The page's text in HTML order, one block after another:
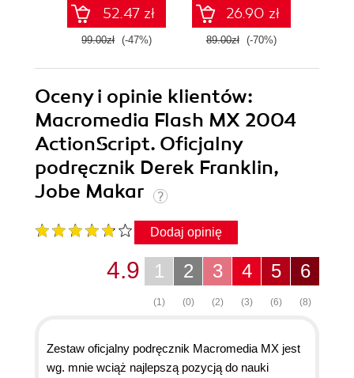
52.47 zł
99.00zł (-47%)
26.90 zł
89.00zł (-70%)
Oceny i opinie klientów:
Macromedia Flash MX 2004
ActionScript. Oficjalny
podręcznik Derek Franklin,
Jobe Makar
Dodaj opinię
6
(8)
5
(6)
4
(3)
3
(2)
2
(0)
1
(1)
4.9
Zestaw oficjalny podręcznik Macromedia MX jest
wg. mnie wciąż najlepszą pozycją do nauki